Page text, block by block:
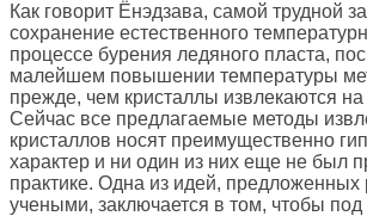
Как говорит Ёнэдзава, самой трудной
сохранение естественного
процессе бурения ледяного пласта,
малейшем повышении температуры
прежде, чем кристаллы извлекаются на
Сейчас все предлагаемые методы
кристаллов носят преимущественно
характер и ни один из них еще не был
практике. Одна из идей, предложенных
учеными, заключается в том, чтобы под